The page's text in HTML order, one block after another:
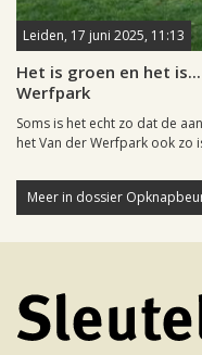
Leiden, 17 juni 2025, 11:13
Het is groen en het
Werfpark
Soms is het echt zo dat de
het Van der Werfpark ook zo
Meer in dossier